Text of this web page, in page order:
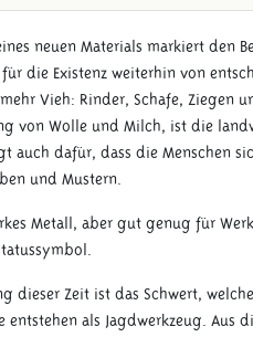
neuen Materials markiert den
die Existenz weiterhin von
Vieh: Rinder, Schafe, Ziegen
von Wolle und Milch, ist die
auch dafür, dass die Menschen
und Mustern.
Metall, aber gut genug für
dieser Zeit ist das Schwert,
entstehen als Jagdwerkzeug.